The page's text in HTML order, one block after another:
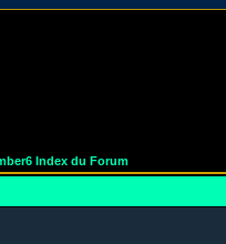
Index du Forum